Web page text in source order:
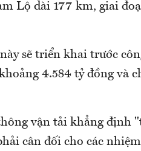
Lộ dài 177 km, giai
sẽ triển khai trước
4.584 tỷ đồng và
vận tải khẳng định
cân đối cho các